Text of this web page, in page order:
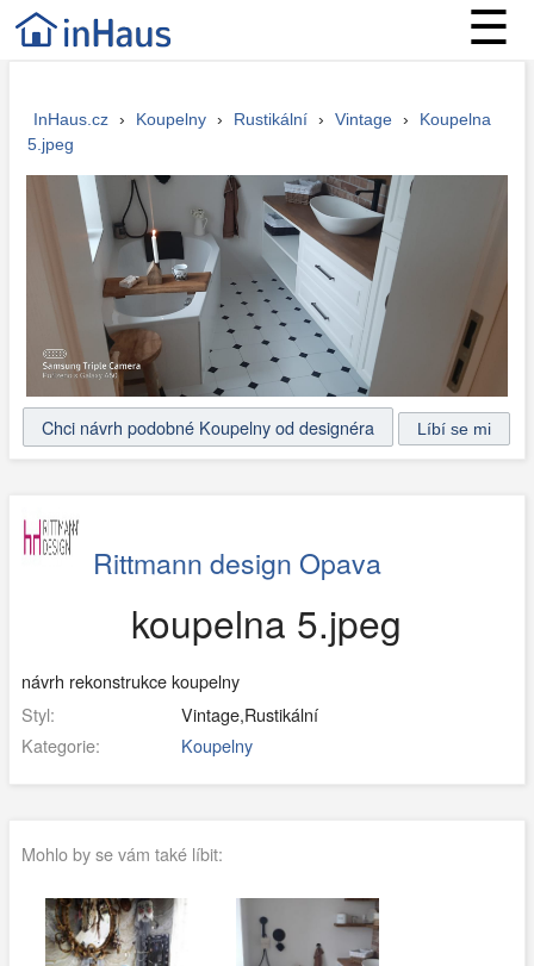
☰
InHaus.cz › Koupelny › Rustikální › Vintage ›
Koupelna
5.jpeg
Chci návrh podobné Koupelny od designéra
Rittmann design Opava
koupelna 5.jpeg
návrh rekonstrukce koupelny
Styl:
Vintage,Rustikální
Kategorie:
Koupelny
Mohlo by se vám také líbit: